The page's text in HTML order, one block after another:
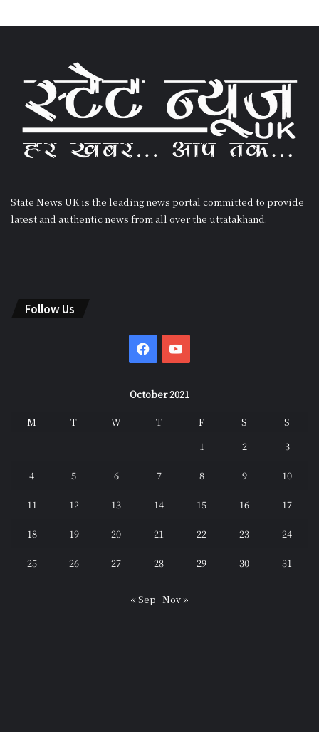
State News UK is the leading news portal committed to provide
latest and authentic news from all over the uttatakhand.
Follow Us
Facebook
October 2021
M T W T F S
S
1
2 3
4 5 6 7 8 9 10
11 12 13 14 15 16 17
18 19 20 21 22 23 24
25 26 27 28 29 30 31
« Sep Nov »